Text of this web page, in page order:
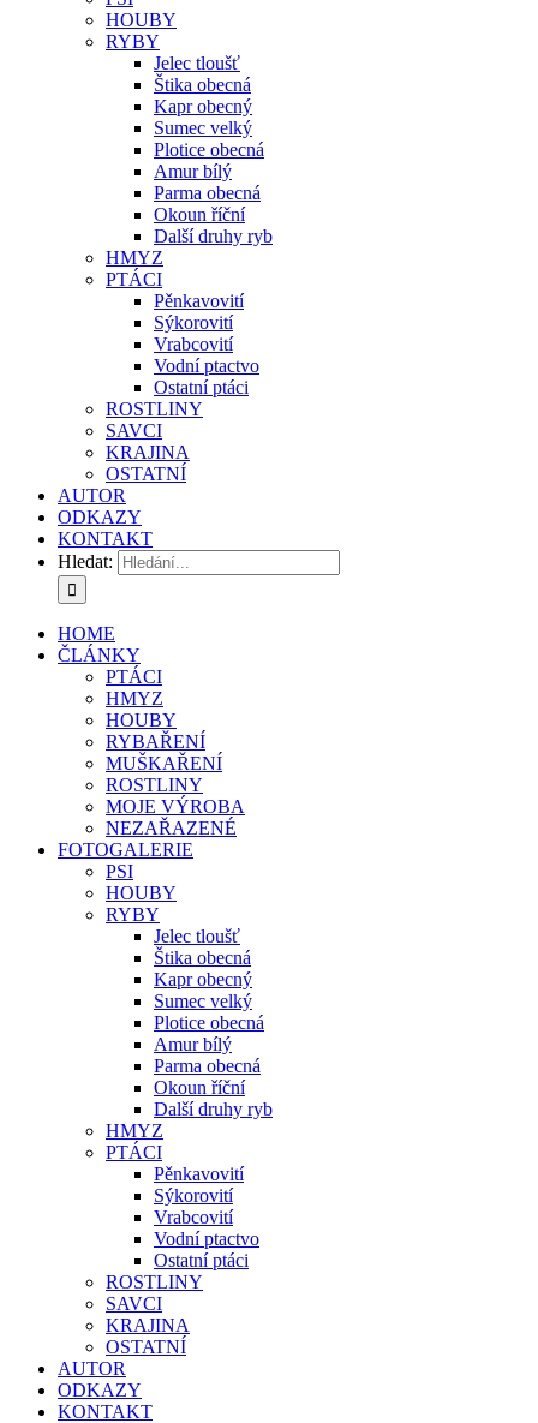
HOUBY
RYBY
Jelec tloušť
Štika obecná
Kapr obecný
Sumec velký
Plotice obecná
Amur bílý
Parma obecná
Okoun říční
Další druhy ryb
HMYZ
PTÁCI
Pěnkavovití
Sýkorovití
Vrabcovití
Vodní ptactvo
Ostatní ptáci
ROSTLINY
SAVCI
KRAJINA
OSTATNÍ
AUTOR
ODKAZY
KONTAKT
Hledat:
HOME
ČLÁNKY
PTÁCI
HMYZ
HOUBY
RYBAŘENÍ
MUŠKAŘENÍ
ROSTLINY
MOJE VÝROBA
NEZAŘAZENÉ
FOTOGALERIE
PSI
HOUBY
RYBY
Jelec tloušť
Štika obecná
Kapr obecný
Sumec velký
Plotice obecná
Amur bílý
Parma obecná
Okoun říční
Další druhy ryb
HMYZ
PTÁCI
Pěnkavovití
Sýkorovití
Vrabcovití
Vodní ptactvo
Ostatní ptáci
ROSTLINY
SAVCI
KRAJINA
OSTATNÍ
AUTOR
ODKAZY
KONTAKT